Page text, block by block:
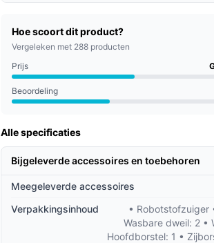
Hoe scoort dit product?
Vergeleken met 288 producten
Prijs
Beoordeling
Alle specificaties
Bijgeleverde accessoires en toebehoren
Meegeleverde accessoires
Verpakkingsinhoud
• Robotstofzuiger
Wasbare dweil: 2 •
Hoofdborstel: 1 •